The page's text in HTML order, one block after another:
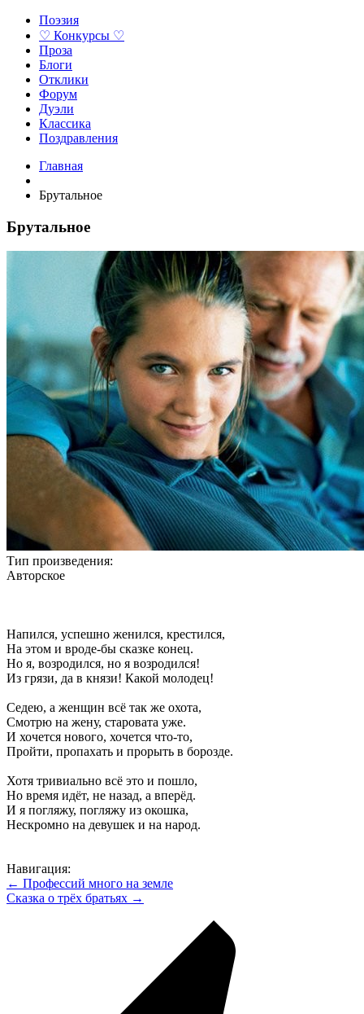
Поэзия
♡ Конкурсы ♡
Проза
Блоги
Отклики
Форум
Дуэли
Классика
Поздравления
Главная
Брутальное
Брутальное
Тип произведения:
Авторское
Напился, успешно женился, крестился,
На этом и вроде-бы сказке конец.
Но я, возродился, но я возродился!
Из грязи, да в князи! Какой молодец!
Седею, а женщин всё так же охота,
Смотрю на жену, старовата уже.
И хочется нового, хочется что-то,
Пройти, пропахать и прорыть в борозде.
Хотя тривиально всё это и пошло,
Но время идёт, не назад, а вперёд.
И я погляжу, погляжу из окошка,
Нескромно на девушек и на народ.
Навигация:
← Профессий много на земле
Сказка о трёх братьях →